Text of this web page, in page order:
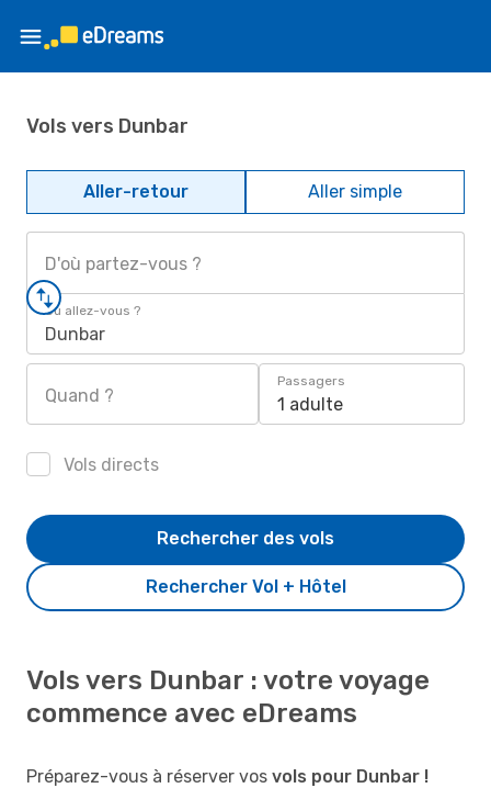
Vols vers Dunbar
Aller-retour Aller simple
D'où partez-vous ?
Où allez-vous ?
Dunbar
Quand ?
Passagers
1 adulte
Vols directs
Rechercher Vol + Hôtel
Rechercher des vols
Vols vers Dunbar : votre voyage
commence avec eDreams
Préparez-vous à réserver vos vols pour Dunbar !